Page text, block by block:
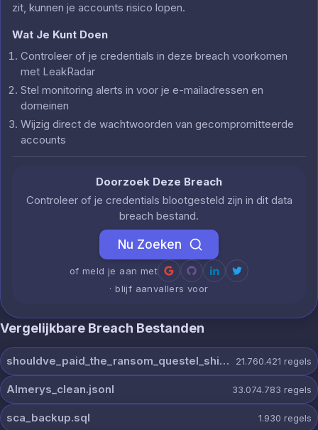
zit, kunnen je accounts risico lopen.
Wat Je Kunt Doen
Controleer of je credentials in deze breach voorkomen
met LeakRadar
Stel monitoring alerts in voor je e-mailadressen en
domeinen
Wijzig direct de wachtwoorden van gecompromitteerde
accounts
Doorzoek Deze Breach
Controleer of je credentials blootgesteld zijn in dit data
breach bestand.
Nu Zoeken
of meld je aan met
· blijf aanvallers voor
Vergelijkbare Breach Bestanden
shouldve_paid_the_ransom_questel_shinyhunters.7z 21.760.421 regels
Almerys_clean.jsonl 33.074.783 regels
sca_backup.sql 1.930 regels